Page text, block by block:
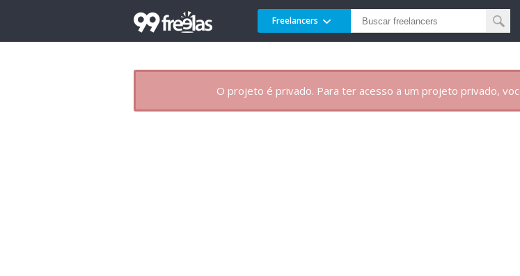
Freelancers
O projeto é privado. Para ter acesso a um projeto privado,